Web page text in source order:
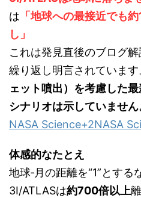
は 「地球への最接近でも
し 」
これは発見直後のブログ
繰り返し明言されています
ェット噴出）を考慮した
シナリオは示していません
NASA Science+2NASA
体感的なたとえ
地球‐月の距離を“1”とする
3I/ATLASは約700倍以上